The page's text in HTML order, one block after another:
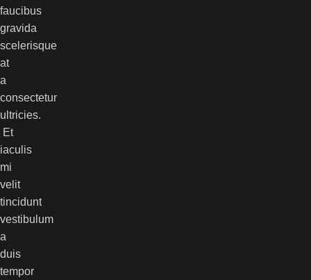
faucibus
gravida
scelerisque
at
a
consectetur
ultricies.
Et
iaculis
mi
velit
tincidunt
vestibulum
a
duis
tempor